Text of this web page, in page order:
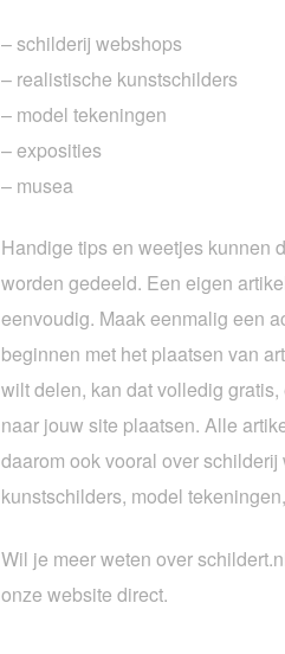
– schilderij webshops
– realistische kunstschilders
– model tekeningen
– exposities
– musea
Handige tips en weetjes kunnen
worden gedeeld. Een eigen
eenvoudig. Maak eenmalig een
beginnen met het plaatsen van
wilt delen, kan dat volledig
naar jouw site plaatsen. Alle
daarom ook vooral over
kunstschilders, model
Wil je meer weten over
onze website direct.